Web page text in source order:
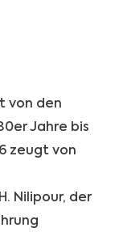
von den
Jahre bis
zeugt von
Nilipour, der